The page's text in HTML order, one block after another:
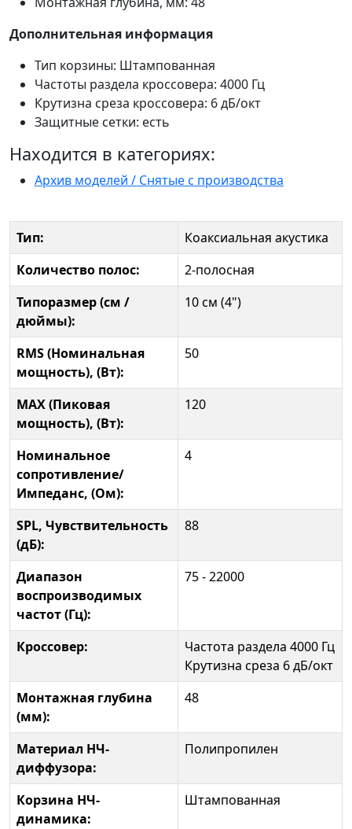
Дополнительная информация
Тип корзины: Штампованная
Частоты раздела кроссовера: 4000 Гц
Крутизна среза кроссовера: 6 дБ/окт
Защитные сетки: есть
Находится в категориях:
Архив моделей / Снятые с производства
Тип:
Коаксиальная акустика
Количество полос:
2-полосная
Типоразмер (см /
дюймы):
10 см (4")
RMS (Номинальная
мощность), (Вт):
50
MAX (Пиковая
мощность), (Вт):
120
Номинальное
сопротивление/
Импеданс, (Ом):
4
SPL, Чувствительность
(дБ):
88
Диапазон
воспроизводимых
частот (Гц):
75 - 22000
Кроссовер:
Частота раздела 4000 Гц
Крутизна среза 6 дБ/окт
Монтажная глубина
(мм):
48
Материал НЧ-
диффузора:
Полипропилен
Корзина НЧ-
динамика:
Штампованная